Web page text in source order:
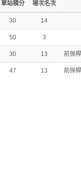
單站積分 場次名次
30 14
50 3
30 13 前保
47 13 前保